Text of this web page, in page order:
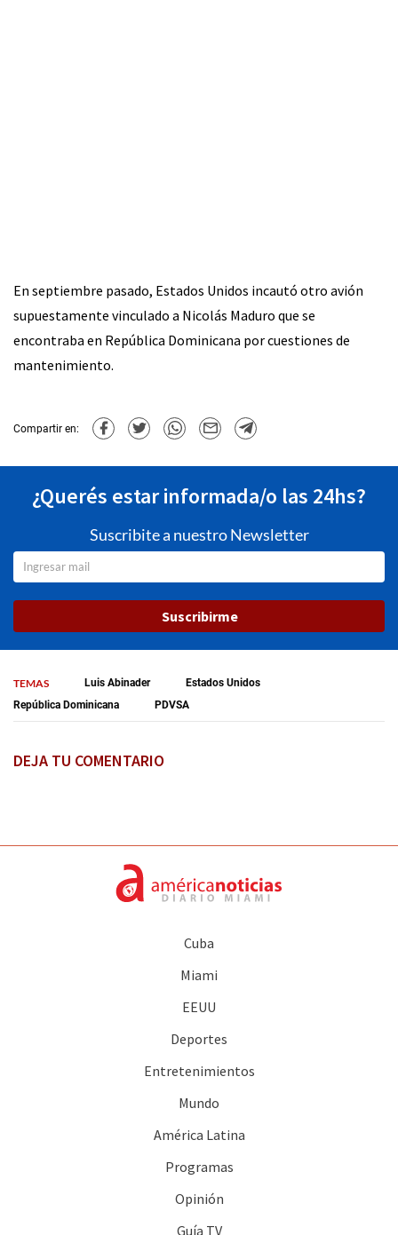
En septiembre pasado, Estados Unidos incautó otro avión
supuestamente vinculado a Nicolás Maduro que se
encontraba en República Dominicana por cuestiones de
mantenimiento.
Compartir en:
¿Querés estar informada/o las 24hs?
Suscribite a nuestro Newsletter
Suscribirme
TEMAS Luis Abinader
Estados Unidos
República Dominicana
PDVSA
DEJA TU COMENTARIO
Cuba
Miami
EEUU
Deportes
Entretenimientos
Mundo
América Latina
Programas
Opinión
Guía TV